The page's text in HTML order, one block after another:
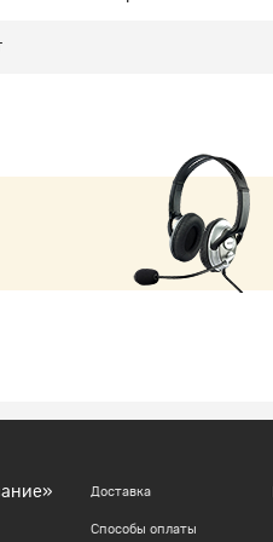
Доставка
Способы оплаты